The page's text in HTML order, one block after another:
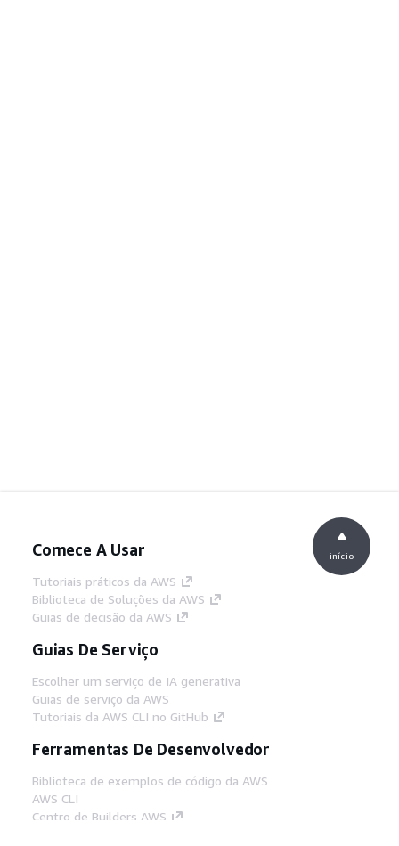
Comece A Usar
Tutoriais práticos da AWS
Biblioteca de Soluções da AWS
Guias de decisão da AWS
Guias De Serviço
Escolher um serviço de IA generativa
Guias de serviço da AWS
Tutoriais da AWS CLI no GitHub
Ferramentas De Desenvolvedor
Biblioteca de exemplos de código da AWS
AWS CLI
Centro de Builders AWS
início